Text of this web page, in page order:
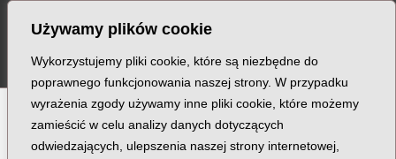
Używamy plików cookie
Wykorzystujemy pliki cookie, które są niezbędne do
poprawnego funkcjonowania naszej strony. W przypadku
wyrażenia zgody używamy inne pliki cookie, które możemy
zamieścić w celu analizy danych dotyczących
odwiedzających, ulepszenia naszej strony internetowej,
content
B C D E F G H I J K L Ł M
O P Q R S T U V W X Z
navigation